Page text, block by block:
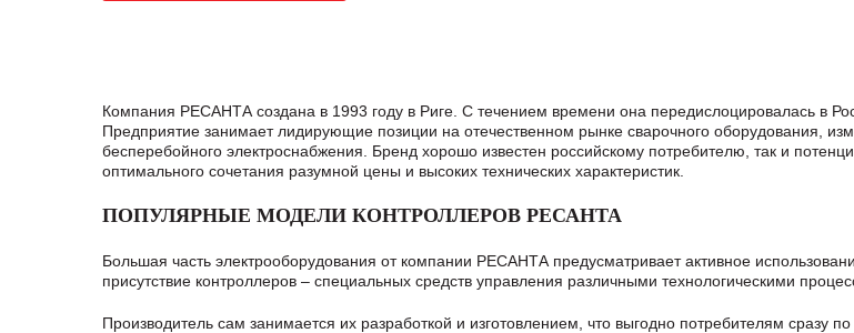
Компания РЕСАНТА создана в 1993 году в Риге. С течением времени она передислоцировалась в
Предприятие занимает лидирующие позиции на отечественном рынке сварочного оборудования,
бесперебойного электроснабжения. Бренд хорошо известен российскому потребителю, так и
оптимального сочетания разумной цены и высоких технических характеристик.
ПОПУЛЯРНЫЕ МОДЕЛИ КОНТРОЛЛЕРОВ РЕСАНТА
Большая часть электрооборудования от компании РЕСАНТА предусматривает активное
присутствие контроллеров – специальных средств управления различными технологическими
Производитель сам занимается их разработкой и изготовлением, что выгодно потребителям сразу